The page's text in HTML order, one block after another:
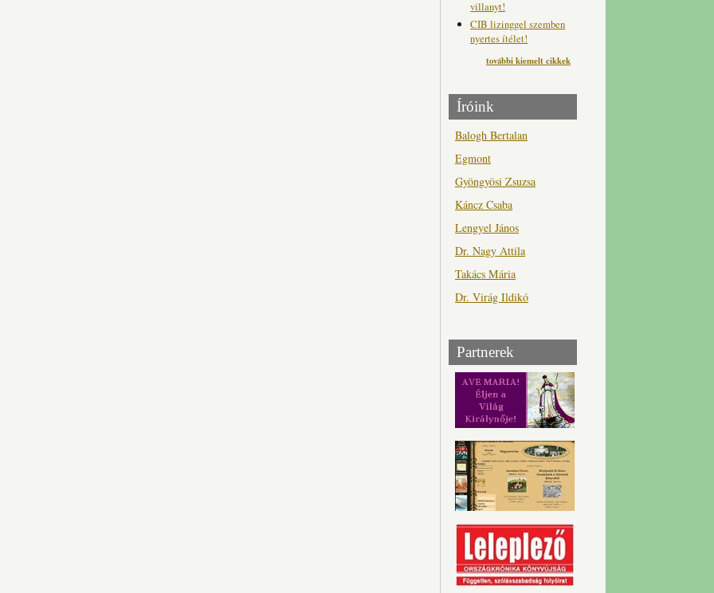
villanyt!
CIB lizinggel szemben
nyertes ítélet!
további kiemelt cikkek
Íróink
Balogh Bertalan
Egmont
Gyöngyösi Zsuzsa
Káncz Csaba
Lengyel János
Dr. Nagy Attila
Takács Mária
Dr. Virág Ildikó
Partnerek